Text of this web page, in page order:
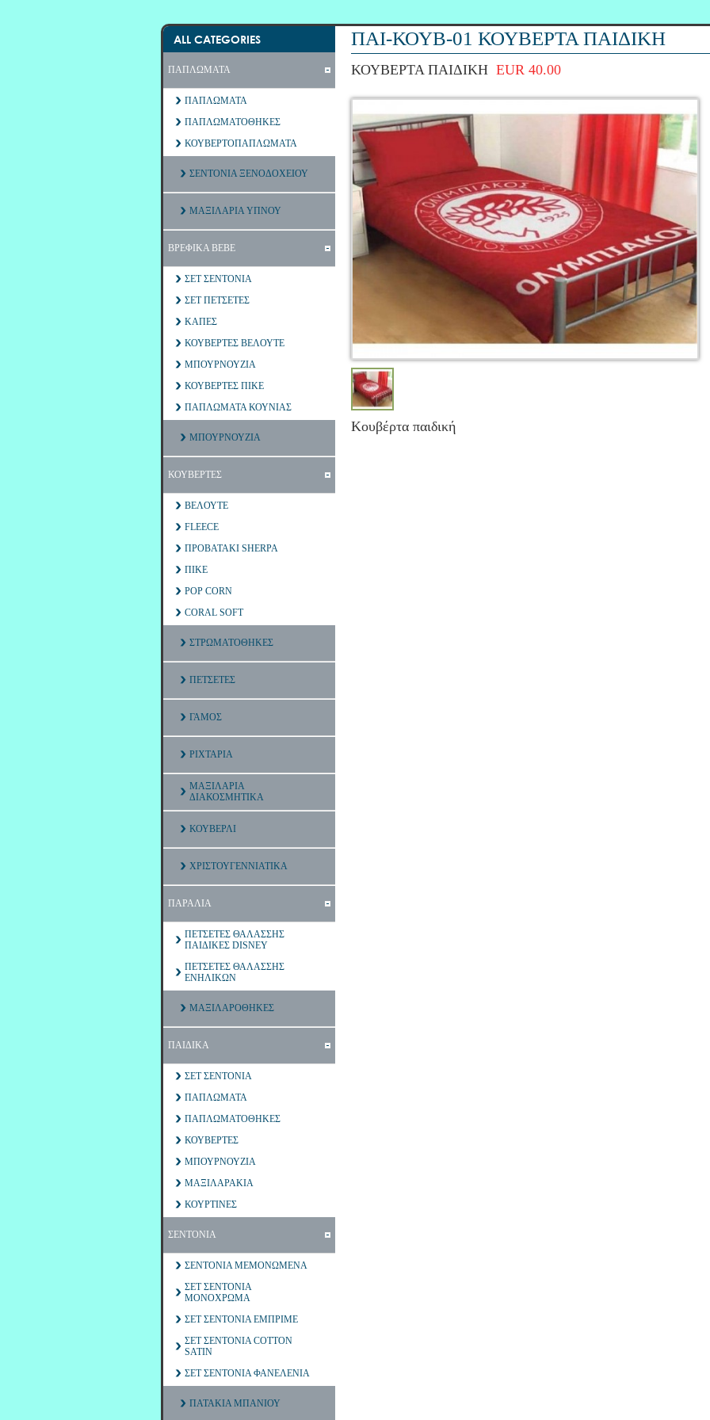
ALL CATEGORIES
ΠΑΠΛΩΜΑΤΑ
ΠΑΠΛΩΜΑΤΑ
ΠΑΠΛΩΜΑΤΟΘΗΚΕΣ
ΚΟΥΒΕΡΤΟΠΑΠΛΩΜΑΤΑ
ΣΕΝΤΟΝΙΑ ΞΕΝΟΔΟΧΕΙΟΥ
ΜΑΞΙΛΑΡΙΑ ΥΠΝΟΥ
ΒΡΕΦΙΚΑ ΒΕΒΕ
ΣΕΤ ΣΕΝΤΟΝΙΑ
ΣΕΤ ΠΕΤΣΕΤΕΣ
ΚΑΠΕΣ
ΚΟΥΒΕΡΤΕΣ ΒΕΛΟΥΤΕ
ΜΠΟΥΡΝΟΥΖΙΑ
ΚΟΥΒΕΡΤΕΣ ΠΙΚΕ
ΠΑΠΛΩΜΑΤΑ ΚΟΥΝΙΑΣ
ΜΠΟΥΡΝΟΥΖΙΑ
ΚΟΥΒΕΡΤΕΣ
ΒΕΛΟΥΤΕ
FLEECE
ΠΡΟΒΑΤΑΚΙ SHERPA
ΠΙΚΕ
POP CORN
CORAL SOFT
ΣΤΡΩΜΑΤΟΘΗΚΕΣ
ΠΕΤΣΕΤΕΣ
ΓΑΜΟΣ
ΡΙΧΤΑΡΙΑ
ΜΑΞΙΛΑΡΙΑ
ΔΙΑΚΟΣΜΗΤΙΚΑ
ΚΟΥΒΕΡΛΙ
ΧΡΙΣΤΟΥΓΕΝΝΙΑΤΙΚΑ
ΠΑΡΑΛΙΑ
ΠΕΤΣΕΤΕΣ ΘΑΛΑΣΣΗΣ
ΠΑΙΔΙΚΕΣ DISNEY
ΠΕΤΣΕΤΕΣ ΘΑΛΑΣΣΗΣ
ΕΝΗΛΙΚΩΝ
ΜΑΞΙΛΑΡΟΘΗΚΕΣ
ΠΑΙΔΙΚΑ
ΣΕΤ ΣΕΝΤΟΝΙΑ
ΠΑΠΛΩΜΑΤΑ
ΠΑΠΛΩΜΑΤΟΘΗΚΕΣ
ΚΟΥΒΕΡΤΕΣ
ΜΠΟΥΡΝΟΥΖΙΑ
ΜΑΞΙΛΑΡΑΚΙΑ
ΚΟΥΡΤΙΝΕΣ
ΣΕΝΤΟΝΙΑ
ΣΕΝΤΟΝΙΑ ΜΕΜΟΝΩΜΕΝΑ
ΣΕΤ ΣΕΝΤΟΝΙΑ
ΜΟΝΟΧΡΩΜΑ
ΣΕΤ ΣΕΝΤΟΝΙΑ ΕΜΠΡΙΜΕ
ΣΕΤ ΣΕΝΤΟΝΙΑ COTTON
SATIN
ΣΕΤ ΣΕΝΤΟΝΙΑ ΦΑΝΕΛΕΝΙΑ
ΠΑΤΑΚΙΑ ΜΠΑΝΙΟΥ
ΠΑΙ-ΚΟΥΒ-01 ΚΟΥΒΕΡΤΑ ΠΑΙΔΙΚΗ
ΚΟΥΒΕΡΤΑ ΠΑΙΔΙΚΗ EUR 40.00
Κουβέρτα παιδική